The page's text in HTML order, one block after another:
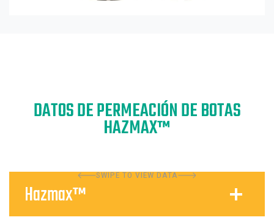
DATOS DE PERMEACIÓN DE BOTAS
HAZMAX™
SWIPE TO VIEW DATA
Hazmax™